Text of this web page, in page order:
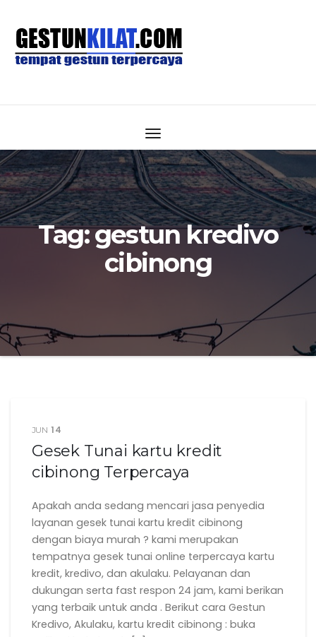
Tag:gestun kredivo
cibinong
JUN 14
Gesek Tunai kartu kredit
cibinong Terpercaya
Apakah anda sedang mencari jasa penyedia
layanan gesek tunai kartu kredit cibinong
dengan biaya murah ? kami merupakan
tempatnya gesek tunai online terpercaya kartu
kredit, kredivo, dan akulaku. Pelayanan dan
dukungan serta fast respon 24 jam, kami berikan
yang terbaik untuk anda . Berikut cara Gestun
Kredivo, Akulaku, kartu kredit cibinong : buka